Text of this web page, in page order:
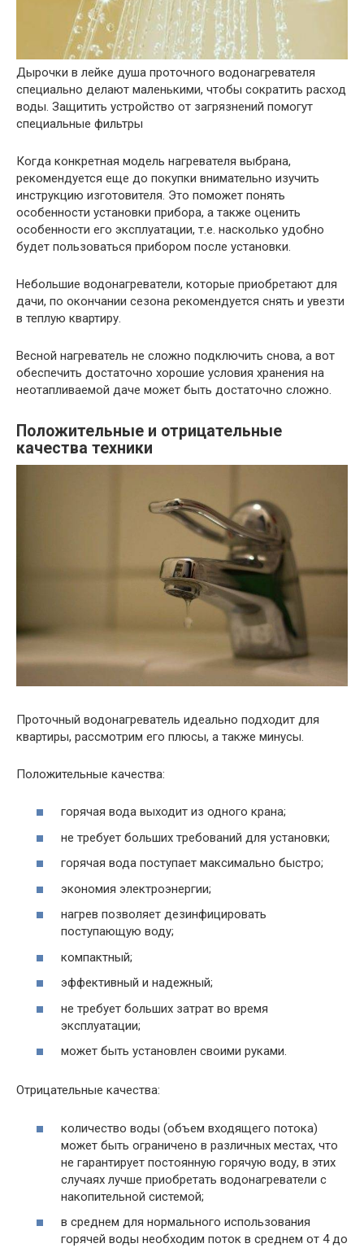
Дырочки в лейке душа проточного водонагревателя
специально делают маленькими, чтобы сократить расход
воды. Защитить устройство от загрязнений помогут
специальные фильтры
Когда конкретная модель нагревателя выбрана,
рекомендуется еще до покупки внимательно изучить
инструкцию изготовителя. Это поможет понять
особенности установки прибора, а также оценить
особенности его эксплуатации, т.е. насколько удобно
будет пользоваться прибором после установки.
Небольшие водонагреватели, которые приобретают для
дачи, по окончании сезона рекомендуется снять и увезти
в теплую квартиру.
Весной нагреватель не сложно подключить снова, а вот
обеспечить достаточно хорошие условия хранения на
неотапливаемой даче может быть достаточно сложно.
Положительные и отрицательные
качества техники
Проточный водонагреватель идеально подходит для
квартиры, рассмотрим его плюсы, а также минусы.
Положительные качества:
горячая вода выходит из одного крана;
не требует больших требований для установки;
горячая вода поступает максимально быстро;
экономия электроэнергии;
нагрев позволяет дезинфицировать
поступающую воду;
компактный;
эффективный и надежный;
не требует больших затрат во время
эксплуатации;
может быть установлен своими руками.
Отрицательные качества:
количество воды (объем входящего потока)
может быть ограничено в различных местах, что
не гарантирует постоянную горячую воду, в этих
случаях лучше приобретать водонагреватели с
накопительной системой;
в среднем для нормального использования
горячей воды необходим поток в среднем от 4 до